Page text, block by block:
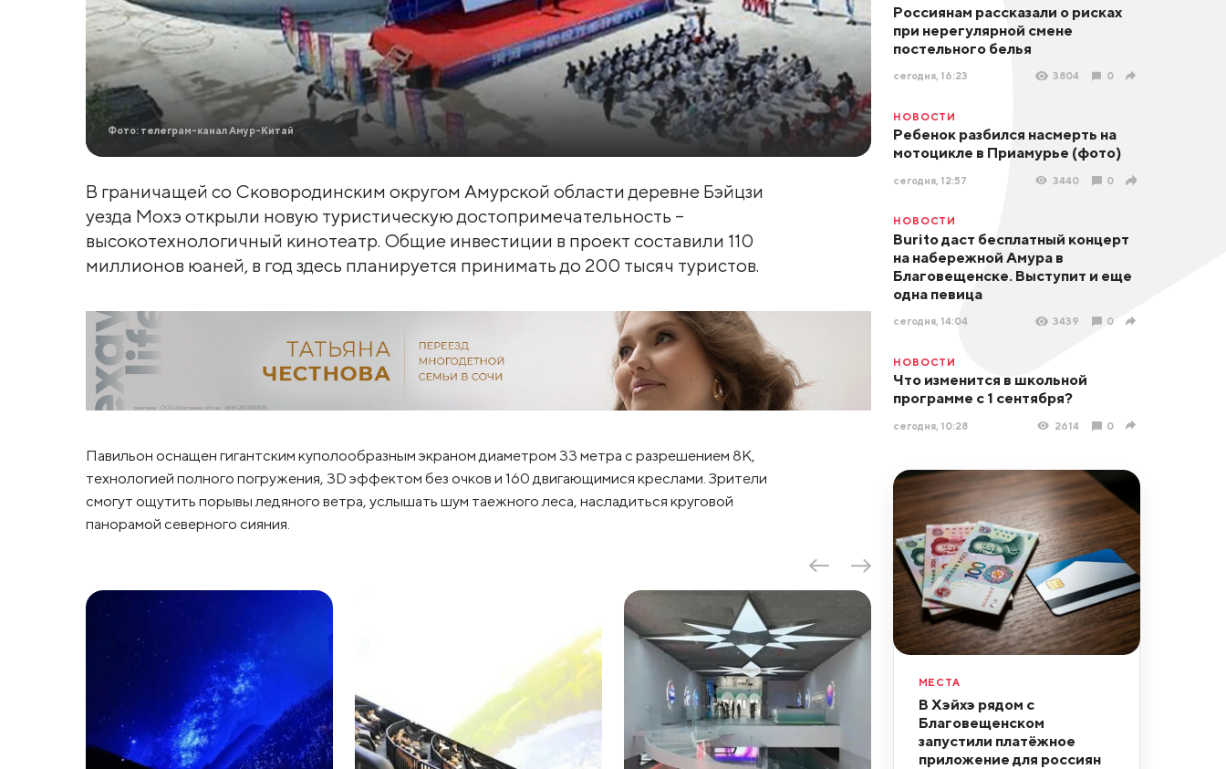
Фото: телеграм-канал Амур-Китай
В граничащей со Сковородинским округом Амурской области деревне Бэйцзи
уезда Мохэ открыли новую туристическую достопримечательность –
высокотехнологичный кинотеатр. Общие инвестиции в проект составили 110
миллионов юаней, в год здесь планируется принимать до 200 тысяч туристов.
Павильон оснащен гигантским куполообразным экраном диаметром 33 метра с разрешением 8K,
технологией полного погружения, 3D эффектом без очков и 160 двигающимися креслами. Зрители
смогут ощутить порывы ледяного ветра, услышать шум таежного леса, насладиться круговой
панорамой северного сияния.
Россиянам рассказали о рисках
при нерегулярной смене
постельного белья
сегодня, 16:23 3804 0
НОВОСТИ
Ребенок разбился насмерть на
мотоцикле в Приамурье (фото)
сегодня, 12:57 3440 0
НОВОСТИ
Burito даст бесплатный концерт
на набережной Амура в
Благовещенске. Выступит и еще
одна певица
сегодня, 14:04 3439 0
НОВОСТИ
Что изменится в школьной
программе с 1 сентября?
сегодня, 10:28 2614 0
МЕСТА
В Хэйхэ рядом с
Благовещенском
запустили платёжное
приложение для россиян